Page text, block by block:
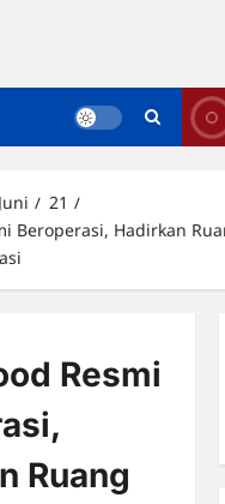
Juni
21
Beroperasi, Hadirkan
Resmi
Ruang